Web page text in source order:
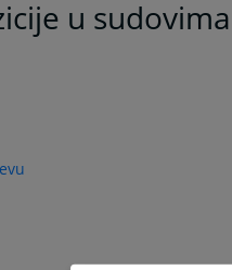
u